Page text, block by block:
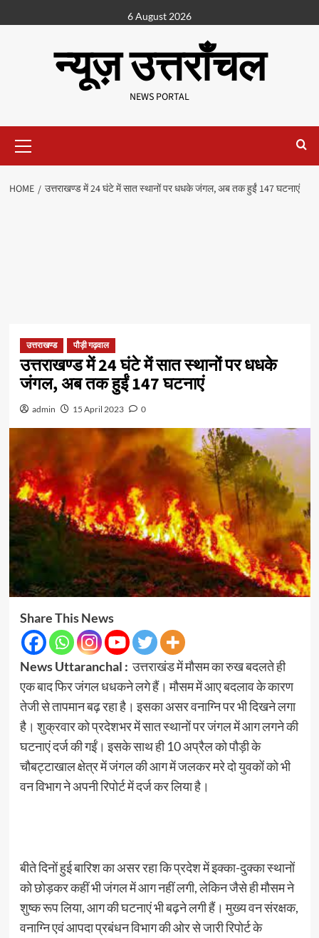
6 August 2026
न्यूज़ उत्तराँचल
NEWS PORTAL
HOME उत्तराखण्ड में 24 घंटे में सात स्थानों पर धधके जंगल, अब तक हुईं 147 घटनाएं
उत्तराखण्ड पौड़ी गढ़वाल
उत्तराखण्ड में 24 घंटे में सात स्थानों पर धधके
जंगल, अब तक हुईं 147 घटनाएं
admin 15 April 2023 0
Share This News
News Uttaranchal : उत्तराखंड में मौसम का रुख बदलते ही
एक बाद फिर जंगल धधकने लगे हैं। मौसम में आए बदलाव के कारण
तेजी से तापमान बढ़ रहा है। इसका असर वनाग्नि पर भी दिखने लगा
है। शुक्रवार को प्रदेशभर में सात स्थानों पर जंगल में आग लगने की
घटनाएं दर्ज की गईं। इसके साथ ही 10 अप्रैल को पौड़ी के
चौबट्टाखाल क्षेत्र में जंगल की आग में जलकर मरे दो युवकों को भी
वन विभाग ने अपनी रिपोर्ट में दर्ज कर लिया है।
बीते दिनों हुई बारिश का असर रहा कि प्रदेश में इक्का-दुक्का स्थानों
को छोड़कर कहीं भी जंगल में आग नहीं लगी, लेकिन जैसे ही मौसम ने
शुष्क रूप लिया, आग की घटनाएं भी बढ़ने लगी हैं। मुख्य वन संरक्षक,
वनाग्नि एवं आपदा प्रबंधन विभाग की ओर से जारी रिपोर्ट के